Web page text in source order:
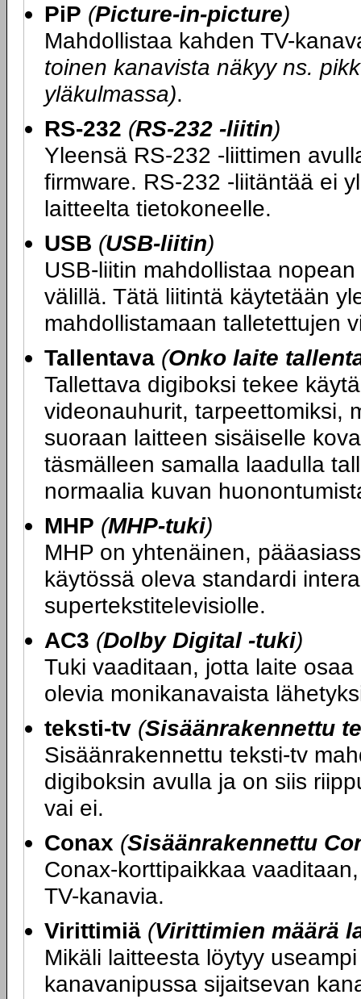
PiP (Picture-in-picture)
Mahdollistaa kahden TV-
toinen kanavista näkyy ns.
yläkulmassa).
RS-232 (RS-232 -liitin)
Yleensä RS-232 -liittimen
firmware. RS-232 -liitäntää ei
laitteelta tietokoneelle.
USB (USB-liitin)
USB-liitin mahdollistaa
välillä. Tätä liitintä käytetään
mahdollistamaan talletettujen
Tallentava (Onko laite
Tallettava digiboksi tekee
videonauhurit, tarpeettomiksi,
suoraan laitteen sisäiselle
täsmälleen samalla laadulla
normaalia kuvan
MHP (MHP-tuki)
MHP on yhtenäinen,
käytössä oleva standardi
supertekstitelevisiolle.
AC3 (Dolby Digital -tuki)
Tuki vaaditaan, jotta laite
olevia monikanavaista
teksti-tv (Sisäänrakennettu
Sisäänrakennettu teksti-tv
digiboksin avulla ja on siis
vai ei.
Conax (Sisäänrakennettu
Conax-korttipaikkaa
TV-kanavia.
Virittimiä (Virittimien määrä
Mikäli laitteesta löytyy
kanavanipussa sijaitsevan